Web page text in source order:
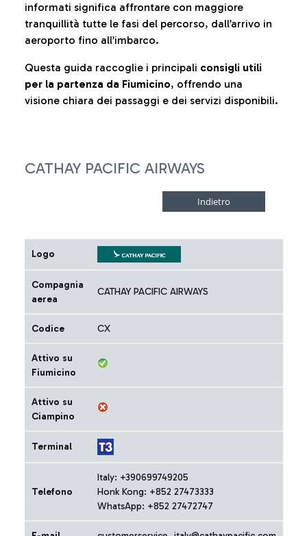
informati significa affrontare con maggiore
tranquillità tutte le fasi del percorso, dall’arrivo in
aeroporto fino all’imbarco.
Questa guida raccoglie i principali consigli utili
per la partenza da Fiumicino, offrendo una
visione chiara dei passaggi e dei servizi disponibili.
CATHAY PACIFIC AIRWAYS
Logo
Compagnia
aerea
CATHAY PACIFIC AIRWAYS
Codice CX
Attivo su
Fiumicino
Attivo su
Ciampino
Terminal
Telefono
Italy: +390699749205
Honk Kong: +852 27473333
WhatsApp: +852 27472747